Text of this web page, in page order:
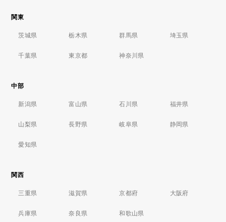
関東
茨城県 栃木県 群馬県 埼玉県
千葉県 東京都 神奈川県
中部
新潟県 富山県 石川県 福井県
山梨県 長野県 岐阜県 静岡県
愛知県
関西
三重県 滋賀県 京都府 大阪府
兵庫県 奈良県 和歌山県